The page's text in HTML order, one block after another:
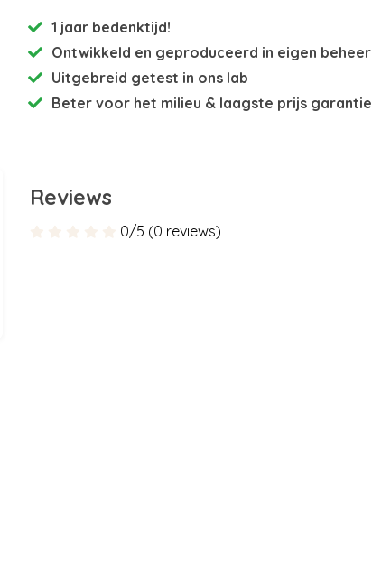
1 jaar bedenktijd!
Ontwikkeld en geproduceerd in eigen beheer
Uitgebreid getest in ons lab
Beter voor het milieu & laagste prijs garantie
Reviews
0/5 (0 reviews)